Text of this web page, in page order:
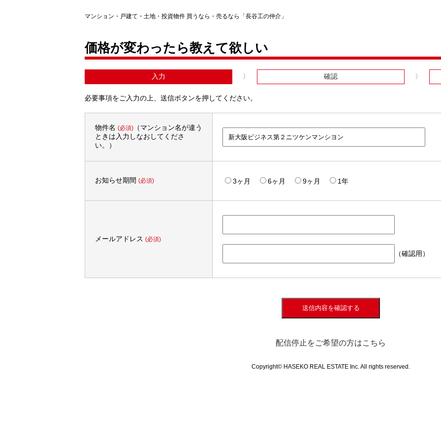
マンション・戸建て・土地・投資物件 買うなら・売るなら「長谷工の仲介」
価格が変わったら教えて欲しい
入力 確認
必要事項をご入力の上、送信ボタンを押してください。
物件名 (必須)（マンション名が違う
ときは入力しなおしてくださ
い。）
お知らせ期間 (必須) 3ヶ月 6ヶ月 9ヶ月 1年
メールアドレス (必須)
（確認用）
送信内容を確認する
配信停止をご希望の方はこちら
Copyright© HASEKO REAL ESTATE Inc. All rights reserved.